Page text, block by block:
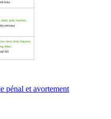
pénal et avortement